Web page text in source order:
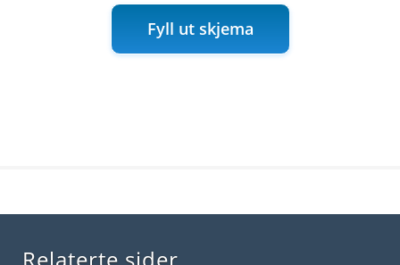
Fyll ut skjema
Relaterte sider